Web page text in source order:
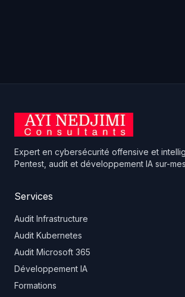
Expert en cybersécurité offensive et
Pentest, audit et développement IA sur-
Services
Audit Infrastructure
Audit Kubernetes
Audit Microsoft 365
Développement IA
Formations